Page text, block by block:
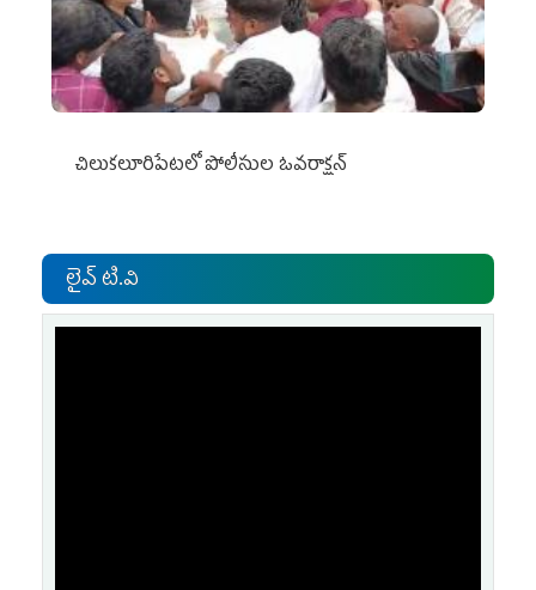
చిలుక‌లూరిపేట‌లో పోలీసుల ఓవ‌రాక్ష‌న్‌
లైవ్ టి.వి